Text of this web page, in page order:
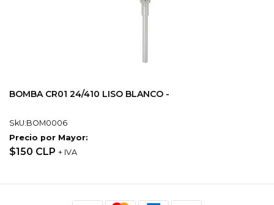
BOMBA CR01 24/410 LISO BLANCO -
SkU:BOM0006
Precio por Mayor:
$150 CLP + IVA